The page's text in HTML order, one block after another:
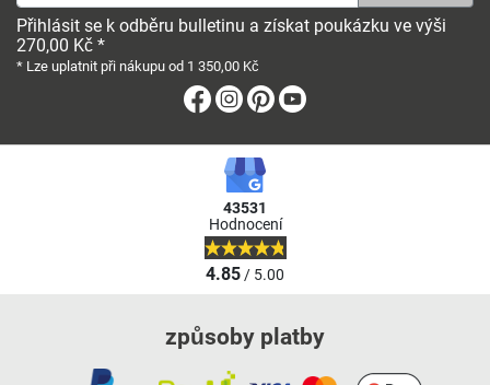
Přihlásit se k odběru bulletinu a získat poukázku ve výši
270,00 Kč *
* Lze uplatnit při nákupu od 1 350,00 Kč
Facebook
Instagram
Pinterest
43531
Hodnocení
4.85/ 5.00
způsoby platby